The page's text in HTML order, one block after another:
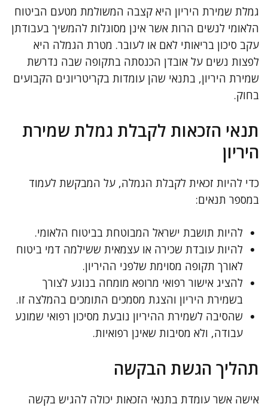
גמלת שמירת היריון היא קצבה המשולמת מטעם הביטוח
הלאומי לנשים הרות אשר אינן מסוגלות להמשיך בעבודתן
עקב סיכון בריאותי לאם או לעובר. מטרת הגמלה היא
לפצות נשים על אובדן הכנסתה בתקופה שבה נדרשת
שמירת היריון, בתנאי שהן עומדות בקריטריונים הקבועים
בחוק.
תנאי הזכאות לקבלת גמלת שמירת
היריון
כדי להיות זכאית לקבלת הגמלה, על המבקשת לעמוד
במספר תנאים:
להיות תושבת ישראל המבוטחת בביטוח הלאומי.
להיות עובדת שכירה או עצמאית ששילמה דמי ביטוח
לאורך תקופה מסוימת שלפני ההיריון.
להציג אישור רפואי מרופא מומחה בנוגע לצורך
בשמירת היריון והצגת מסמכים התומכים בהמלצה זו.
שהסיבה לשמירת ההיריון נובעת מסיכון רפואי שמונע
עבודה, ולא מסיבות שאינן רפואיות.
תהליך הגשת הבקשה
אישה אשר עומדת בתנאי הזכאות יכולה להגיש בקשה